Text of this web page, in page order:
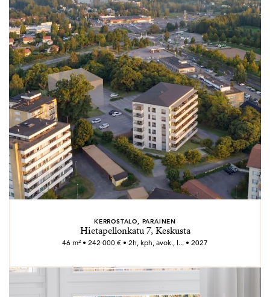
KERROSTALO, PARAINEN
Hietapellonkatu 7, Keskusta
46 m² • 242 000 € • 2h, kph, avok., l... • 2027